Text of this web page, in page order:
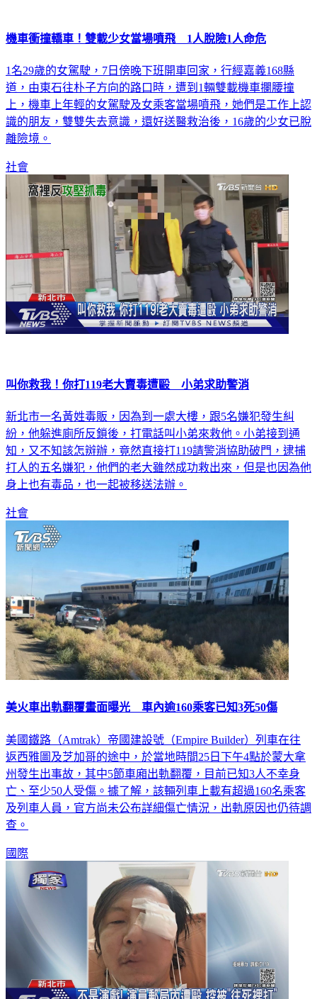
機車衝撞轎車！雙載少女當場噴飛 1人脫險1人命危
1名29歲的女駕駛，7日傍晚下班開車回家，行經嘉義168縣
道，由東石往朴子方向的路口時，遭到1輛雙載機車攔腰撞
上，機車上年輕的女駕駛及女乘客當場噴飛，她們是工作上認
識的朋友，雙雙失去意識，還好送醫救治後，16歲的少女已脫
離險境。
社會
叫你救我！你打119老大賣毒遭毆 小弟求助警消
新北市一名黃姓毒販，因為到一處大樓，跟5名嫌犯發生糾
紛，他躲進廁所反鎖後，打電話叫小弟來救他。小弟接到通
知，又不知該怎辬辦，竟然直接打119請警消協助破門，逮捕
打人的五名嫌犯，他們的老大雖然成功救出來，但是也因為他
身上也有毒品，也一起被移送法辦。
社會
美火車出軌翻覆畫面曝光 車內逾160乘客已知3死50傷
美國鐵路（Amtrak）帝國建設號（Empire Builder）列車在往
返西雅圖及芝加哥的途中，於當地時間25日下午4點於蒙大拿
州發生出事故，其中5節車廂出軌翻覆，目前已知3人不幸身
亡、至少50人受傷。據了解，該輛列車上載有超過160名乘客
及列車人員，官方尚未公布詳細傷亡情況，出軌原因也仍待調
查。
國際